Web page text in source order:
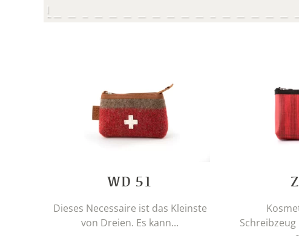
WD 51
Dieses Necessaire ist das Kleinste
von Dreien. Es kann...